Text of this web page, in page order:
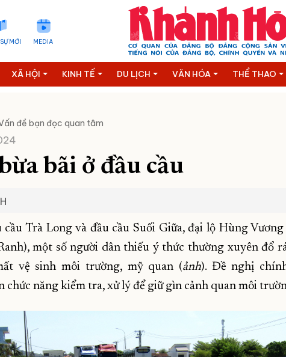
MỚI MEDIA
XÃ HỘI KINH TẾ DU LỊCH VĂN HÓA THỂ THAO
đề bạn đọc quan tâm
bãi ở đầu cầu
cầu Trà Long và đầu cầu Suối Giữa, đại lộ Hùng
một số người dân thiếu ý thức thường xuyên đổ
vệ sinh môi trường, mỹ quan (ảnh). Đề nghị
chức năng kiểm tra, xử lý để giữ gìn cảnh quan môi